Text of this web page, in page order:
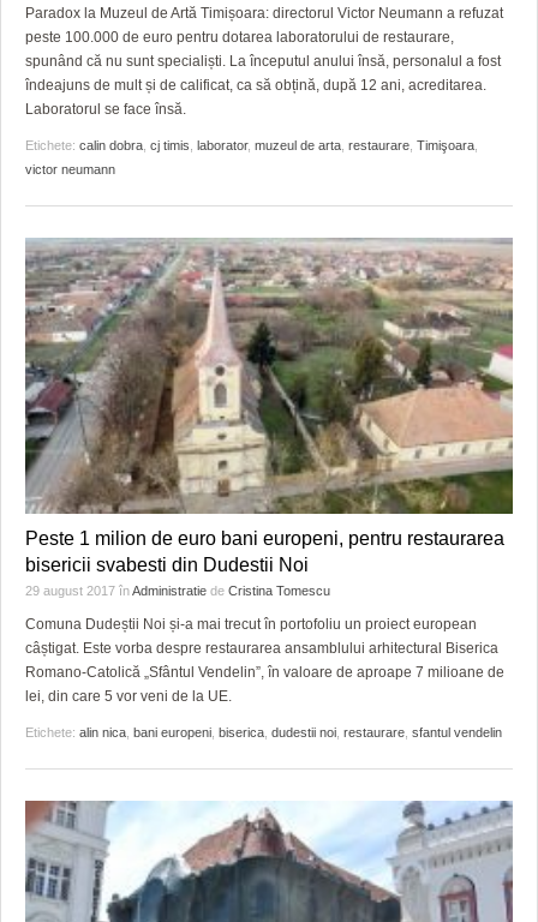
GRĂDINA TAICII DOMNULUI
ZIARISTU’ DE TERASĂ
CU OIŞTEA-N KIERKEGAARD
FINANŢĂRI DE LA A LA Z
PE SURSE
CRONICĂ DE FILM
UNDE MERGEM
FILME DOCUMENTARE
CLIPURI VIDEO
JOCURI ONLINE
ACCIDENTE
ANUNŢURI
INFO SI UTILE
CULTURA
INVATAMANT
JUSTITIE
FILME DOCUMENTARE
CLIPURI VIDEO
JOCURI ONLINE
DIVERSE
FARMACII DIN TIMIŞOARA
HARTA TIMIŞOAREI
LICEE, ŞCOLI ŞI GRĂDINIŢE DIN TIMIŞ
PRIMĂRIILE DIN TIMIŞ
SFATUL MEDICULUI
SFATURI JURIDICE
Paradox la Muzeul de Artă Timișoara: directorul Victor Neumann a refuzat
peste 100.000 de euro pentru dotarea laboratorului de restaurare,
spunând că nu sunt specialiști. La începutul anului însă, personalul a fost
îndeajuns de mult și de calificat, ca să obțină, după 12 ani, acreditarea.
Laboratorul se face însă.
Etichete: calin dobra cj timis laborator, muzeul de arta restaurare Timişoara
victor neumann
Peste 1 milion de euro bani europeni, pentru restaurarea
bisericii svabesti din Dudestii Noi
29 august 2017 înAdministratie de Cristina Tomescu
Comuna Dudeștii Noi și-a mai trecut în portofoliu un proiect european
câștigat. Este vorba despre restaurarea ansamblului arhitectural Biserica
Romano-Catolică „Sfântul Vendelin”, în valoare de aproape 7 milioane de
lei, din care 5 vor veni de la UE.
Etichete: alin nica bani europeni biserica dudestii noi restaurare sfantul vendelin